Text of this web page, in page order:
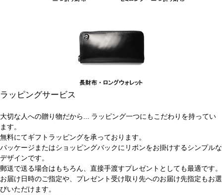
ラッピングサービス
大切な人への贈り物だから... ラッピング一つにもこだわりを持ってい
ます。
無料にてギフトラッピングを承っております。
パッケージまたはショッピングバックにリボンをお掛けするシンプルな
デザインです。
郵送で送る場合はもちろん、直接手渡すプレゼントとしても最適です。
お届け日時のご指定や、プレゼント受け取り先へのお届け先指定もお選
びいただけます。